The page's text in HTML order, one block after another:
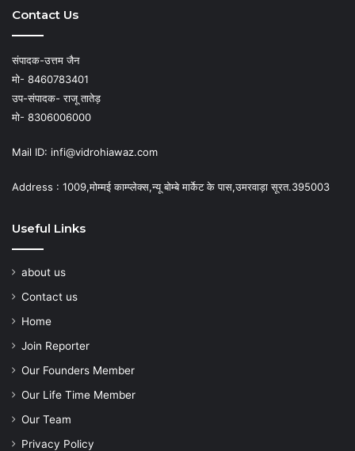
Contact Us
संपादक-उत्तम जैन
मो- 8460783401
उप-संपादक- राजू तातेड़
मो- 8306006000
Mail ID: infi@vidrohiawaz.com
Address : 1009,मोम्मई काम्प्लेक्स,न्यू बोम्बे मार्केट के पास,उमरवाड़ा सूरत.395003
Useful Links
about us
Contact us
Home
Join Reporter
Our Founders Member
Our Life Time Member
Our Team
Privacy Policy